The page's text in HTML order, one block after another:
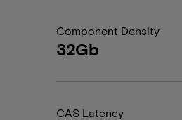
Component Density
32Gb
CAS Latency